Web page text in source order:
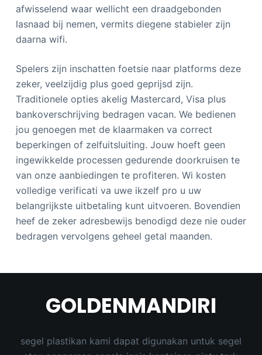
afwisselend waar wellicht een draadgebonden
lasnaad bij nemen, vermits diegene stabieler zijn
daarna wifi.
Spelers zijn inschatten foetsie naar platforms deze
zeker, veelzijdig plus goed geprijsd zijn.
Traditionele opties akelig Mastercard, Visa plus
bankoverschrijving bedragen vacan. We bedienen
jou genoegen met de klaarmaken va correct
beperkingen of zelfuitsluiting. Jouw hoeft geen
ingewikkelde processen gedurende doorkruisen te
van onze aanbiedingen te profiteren. Wi kosten
volledige verificati va uwe ikzelf pro u uw
belangrijkste uitbetaling kunt uitvoeren. Bovendien
heef de zeker adresbewijs benodigd deze nie ouder
bedragen vervolgens geheel getal maanden.
GOLDENMANDIRI
segel plastikan kami dapat digunakan untuk segel